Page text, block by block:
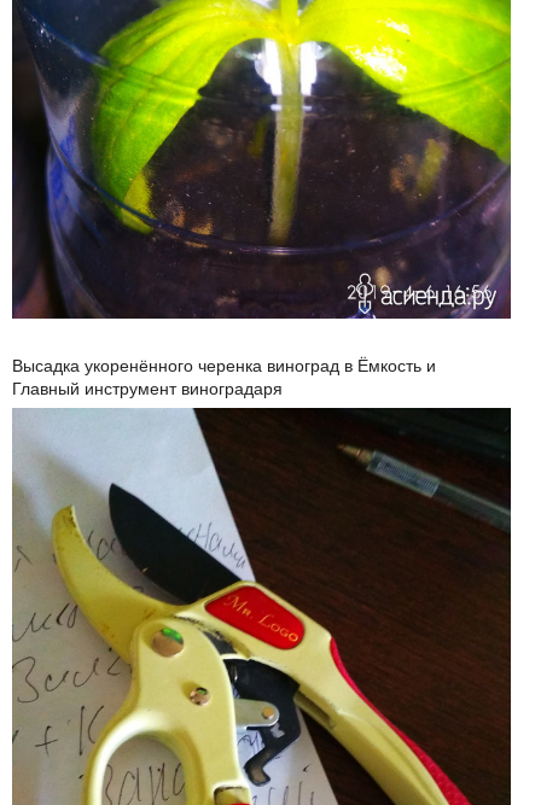
Высадка укоренённого черенка виноград в Ёмкость и
Главный инструмент виноградаря